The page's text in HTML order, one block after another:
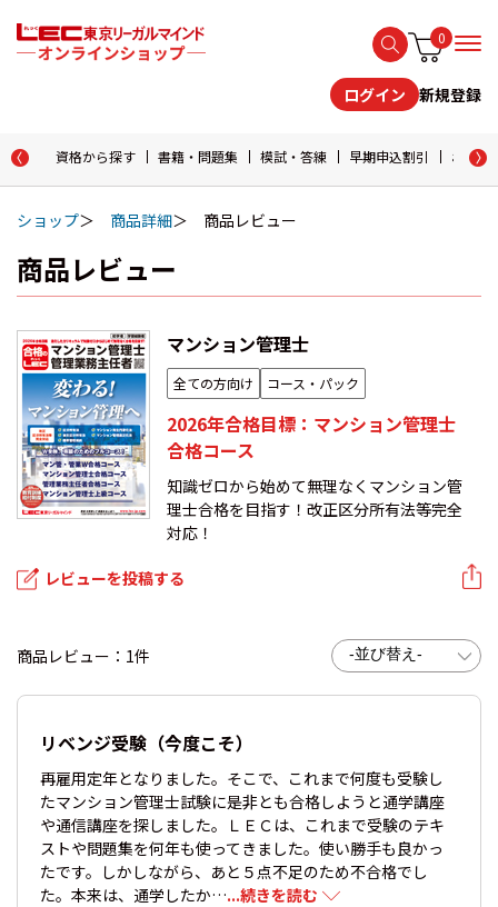
0
ログイン 新規登録
資格から探す 書籍・問題集 模試・答練 早期申込割引 おため
ショップ 商品詳細 商品レビュー
商品レビュー
マンション管理士
全ての方向け コース・パック
2026年合格目標：マンション管理士
合格コース
知識ゼロから始めて無理なくマンション管
理士合格を目指す！改正区分所有法等完全
対応！
レビューを投稿する
商品レビュー：1件
リベンジ受験（今度こそ）
再雇用定年となりました。そこで、これまで何度も受験し
たマンション管理士試験に是非とも合格しようと通学講座
や通信講座を探しました。ＬＥＣは、これまで受験のテキ
ストや問題集を何年も使ってきました。使い勝手も良かっ
たです。しかしながら、あと５点不足のため不合格でし
た。本来は、通学したか…...続きを読む